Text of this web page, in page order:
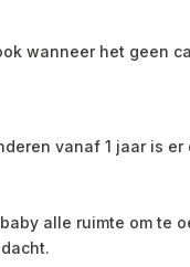
wanneer het geen
vanaf 1 jaar is er
alle ruimte om te